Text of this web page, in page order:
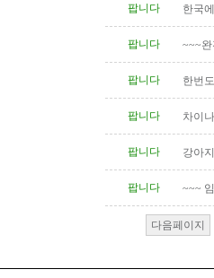
팝니다 한국
팝니다 ~~~
팝니다 한번
팝니다 차이
팝니다 강아
팝니다 ~~~
다음페이지